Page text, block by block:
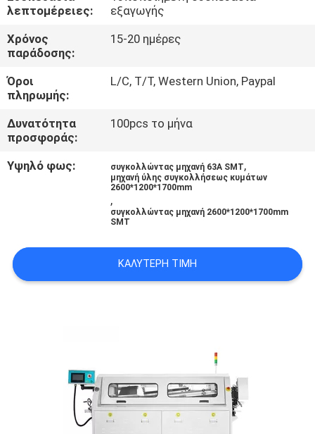
ΕΛΆΤΕ
ΣΕ
ΕΠΑΦΉ
ΜΕ
ΕΙΔΉΣΕΙΣ
ΑΠΌΣΠΑΣΜΑ
SITEMAP
λεπτομέρειες:
εξαγωγής
Χρόνος
παράδοσης:
15-20 ημέρες
Όροι
πληρωμής:
L/C, T/T, Western Union, Paypal
Δυνατότητα
προσφοράς:
100pcs το μήνα
Υψηλό φως: συγκολλώντας μηχανή 63A SMT,
μηχανή ύλης συγκολλήσεως κυμάτων
2600*1200*1700mm
,
συγκολλώντας μηχανή 2600*1200*1700mm
SMT
ΚΑΛΎΤΕΡΗ ΤΙΜΉ